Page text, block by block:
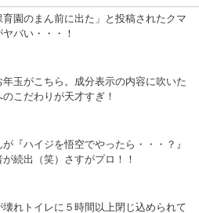
育園のまん前に出た」と投稿されたクマ
バい・・・！
年玉がこちら。成分表示の内容に吹いた
のこだわりが天才すぎ！
『ハイジを悟空でやったら・・・？』
続出（笑）さすがプロ！！
壊れトイレに５時間以上閉じ込められて